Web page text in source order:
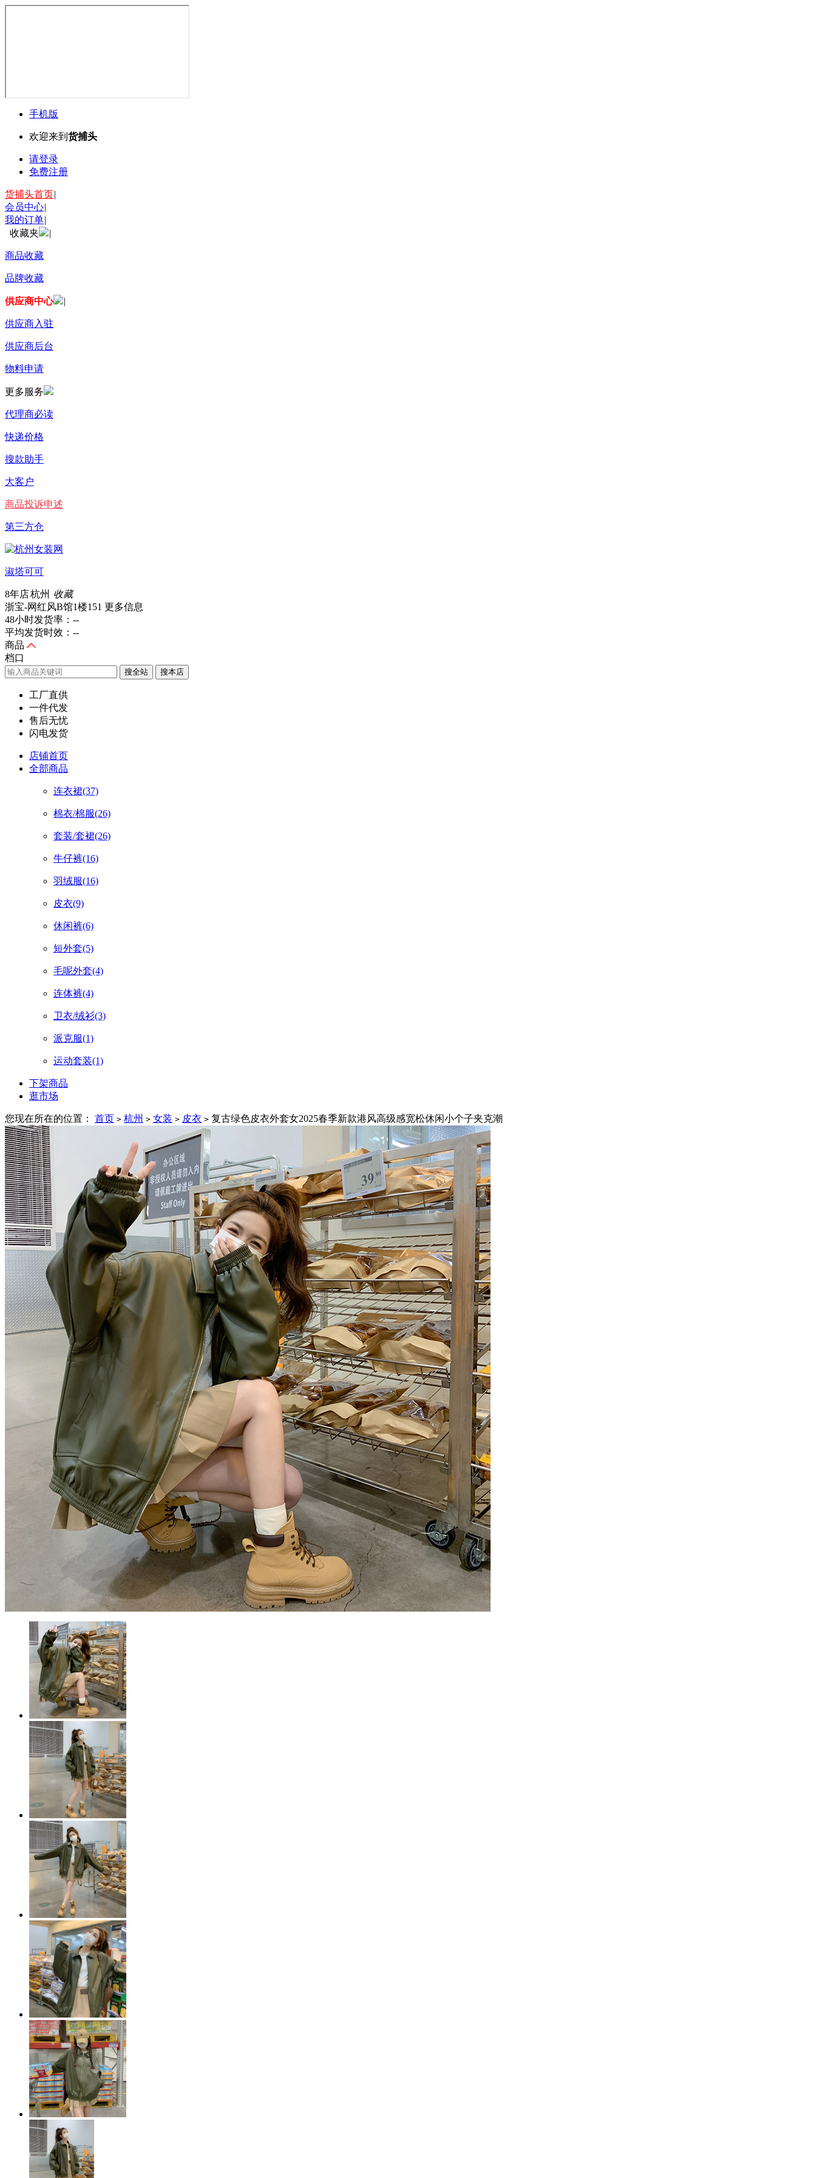
手机版
欢迎来到 货捕头
请登录
免费注册
货捕头首页|
会员中心|
我的订单|
收藏夹
|
商品收藏
品牌收藏
供应商中心 |
供应商入驻
供应商后台
物料申请
更多服务
代理商必读
快递价格
搜款助手
大客户
商品投诉申述
第三方仓
淑塔可可
8年店杭州 收藏
浙宝-网红风B馆1楼151 更多信息
48小时发货率： --
平均发货时效： --
商品
档口
搜全站
工厂直供
一件代发
售后无忧
闪电发货
店铺首页
全部商品
连衣裙(37)
棉衣/棉服(26)
套装/套裙(26)
牛仔裤(16)
羽绒服(16)
皮衣(9)
休闲裤(6)
短外套(5)
毛呢外套(4)
连体裤(4)
卫衣/绒衫(3)
派克服(1)
运动套装(1)
下架商品
逛市场
您现在所在的位置： 首页 > 杭州 > 女装 > 皮衣 > 复古绿色皮衣外套女2025春季新款港风高级感宽松休闲小个子夹克潮